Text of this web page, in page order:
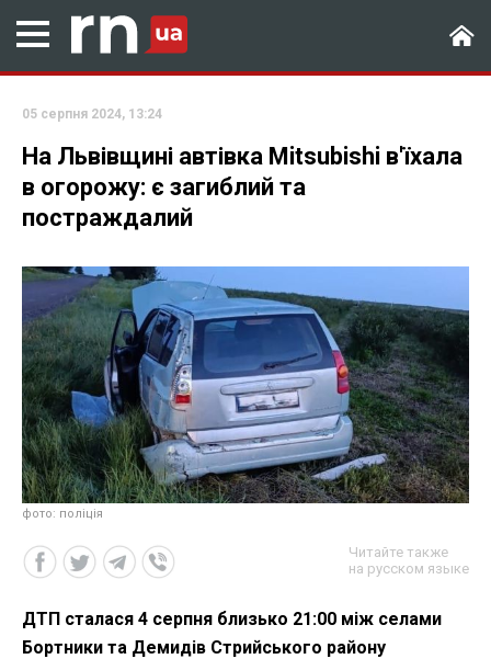
05 серпня 2024, 13:24
На Львівщині автівка Mitsubishi в'їхала
в огорожу: є загиблий та
постраждалий
фото: поліція
Читайте также
на русском языке
ДТП сталася 4 серпня близько 21:00 між селами
Бортники та Демидів Стрийського району